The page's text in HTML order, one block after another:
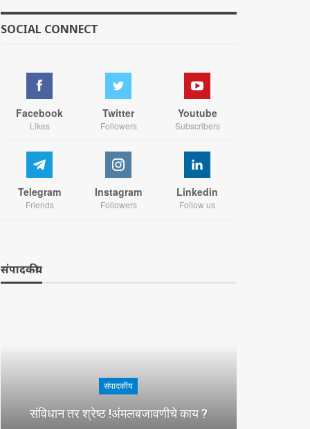
SOCIAL CONNECT
Facebook
Likes
Twitter
Followers
Youtube
Subscribers
Telegram
Friends
Instagram
Followers
Linkedin
Follow us
संपादकीय
संपादकीय
संविधान तर श्रेष्ठ !अंमलबजावणीचे काय ?